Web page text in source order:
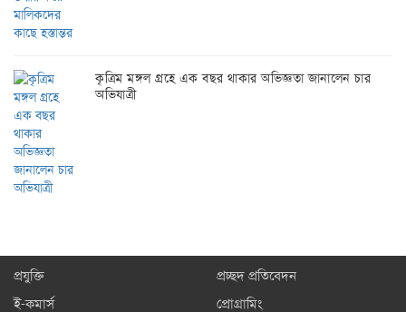
কৃত্রিম মঙ্গল গ্রহে এক বছর থাকার অভিজ্ঞতা জানালেন চার
অভিযাত্রী
প্রযুক্তি
প্রচ্ছদ প্রতিবেদন
ই-কমার্স
প্রোগ্রামিং